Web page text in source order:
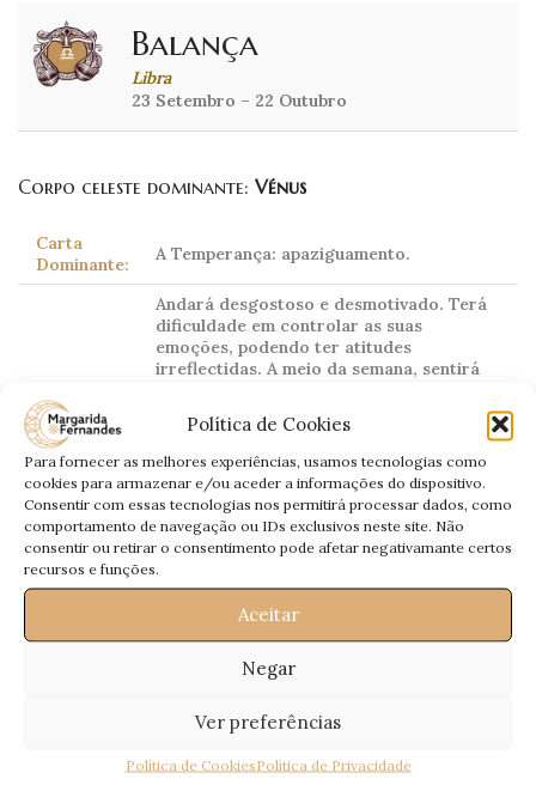
Política de Cookies
Para fornecer as melhores experiências, usamos tecnologias como
cookies para armazenar e/ou aceder a informações do dispositivo.
Consentir com essas tecnologias nos permitirá processar dados, como
comportamento de navegação ou IDs exclusivos neste site. Não
consentir ou retirar o consentimento pode afetar negativamante certos
recursos e funções.
Aceitar
Negar
Ver preferências
Política de CookiesPolítica de Privacidade
Balança
Libra
23 Setembro – 22 Outubro
Corpo celeste dominante: Vénus
Carta
Dominante:
A Temperança: apaziguamento.
Amor:
Andará desgostoso e desmotivado. Terá
dificuldade em controlar as suas
emoções, podendo ter atitudes
irreflectidas. A meio da semana, sentirá
encontrar um caminho, através do
relaxamento. Por isso, “dispa-se” de
saudosismos e de tristezas e tome
decisões que o levem a caminho da
felicidade.
Profissional:
Está demasiado negativado. Pouco ou
nada fará para sair de um estado, pois irá
a vontade será pouca de “por mãos à
Financeiramente conte com gastos
excessivos.
Estabilize as suas energias.